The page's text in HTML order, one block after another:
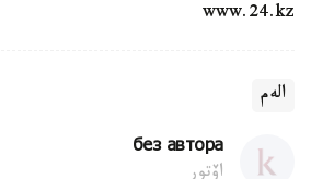
www.24.kz
الەم
без автора
اۆتور